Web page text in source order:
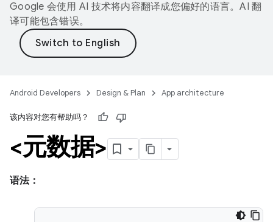
Google 会使用 AI 技术将内容翻译成您偏好的语言。AI 翻
译可能包含错误。
Android Developers Design & Plan App architecture
该内容对您有帮助吗？
<元数据>
语法：